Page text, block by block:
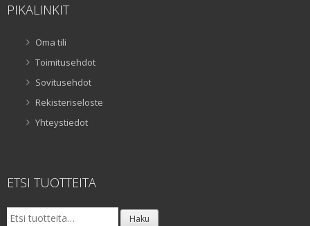
PIKALINKIT
Oma tili
Toimitusehdot
Sovitusehdot
Rekisteriseloste
Yhteystiedot
ETSI TUOTTEITA
Etsi: Haku